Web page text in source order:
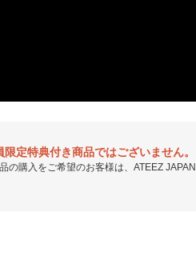
定特典付き商品ではございません。
の購入をご希望のお客様は、ATEEZ JAPAN